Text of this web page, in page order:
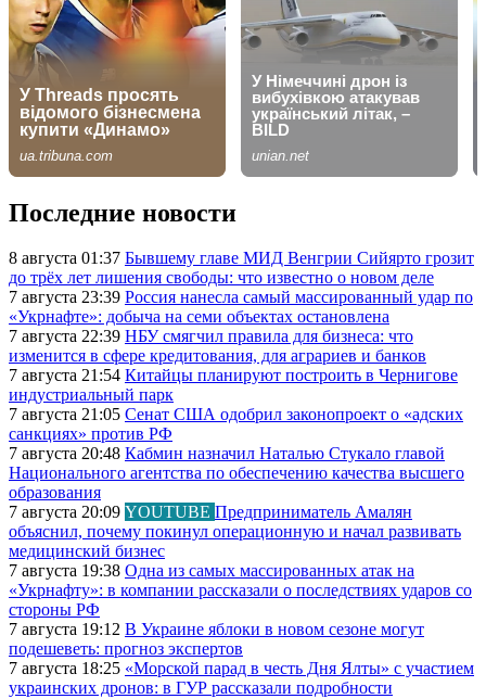
Последние новости
8 августа 01:37 Бывшему главе МИД Венгрии Сийярто грозит
до трёх лет лишения свободы: что известно о новом деле
7 августа 23:39 Россия нанесла самый массированный удар по
«Укрнафте»: добыча на семи объектах остановлена
7 августа 22:39 НБУ смягчил правила для бизнеса: что
изменится в сфере кредитования, для аграриев и банков
7 августа 21:54 Китайцы планируют построить в Чернигове
индустриальный парк
7 августа 21:05 Сенат США одобрил законопроект о «адских
санкциях» против РФ
7 августа 20:48 Кабмин назначил Наталью Стукало главой
Национального агентства по обеспечению качества высшего
образования
7 августа 20:09 YOUTUBE Предприниматель Амалян
объяснил, почему покинул операционную и начал развивать
медицинский бизнес
7 августа 19:38 Одна из самых массированных атак на
«Укрнафту»: в компании рассказали о последствиях ударов со
стороны РФ
7 августа 19:12 В Украине яблоки в новом сезоне могут
подешеветь: прогноз экспертов
7 августа 18:25 «Морской парад в честь Дня Ялты» с участием
украинских дронов: в ГУР рассказали подробности